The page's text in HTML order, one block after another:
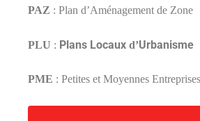
PAZ : Plan d’Aménagement de Zone
PLU : Plans Locaux d’Urbanisme
PME : Petites et Moyennes Entreprises